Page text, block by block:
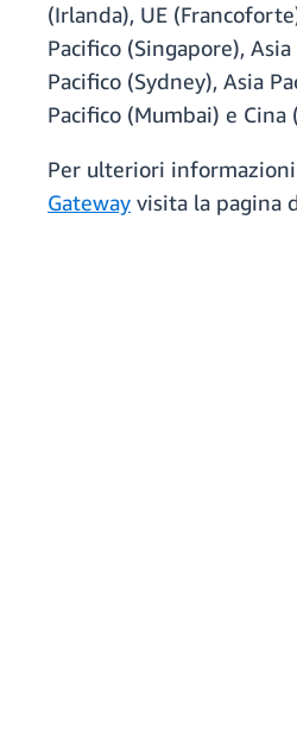
(Irlanda), UE
Pacifico (Singapore),
Pacifico (Sydney), Asia
Pacifico (Mumbai) e Cina
Per ulteriori informazioni
Gateway visita la pagina